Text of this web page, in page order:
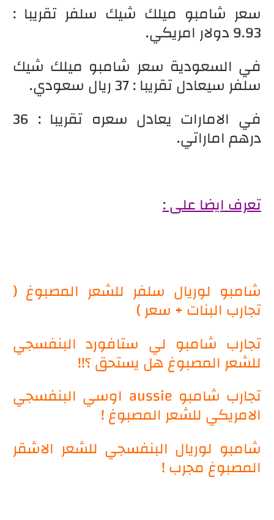
سعر شامبو ميلك شيك سلفر تقريبا :
9.93 دولار امريكي.
في السعودية سعر شامبو ميلك شيك
سلفر سيعادل تقريبا : 37 ريال سعودي.
في الامارات يعادل سعره تقريبا : 36
درهم اماراتي.
تعرف ايضا على :
شامبو لوريال سلفر للشعر المصبوغ (
تجارب البنات + سعر )
تجارب شامبو لي ستافورد البنفسجي
للشعر المصبوغ هل يستحق ؟!!
تجارب شامبو aussie اوسي البنفسجي
الامريكي للشعر المصبوغ !
شامبو لوريال البنفسجي للشعر الاشقر
المصبوغ مجرب !